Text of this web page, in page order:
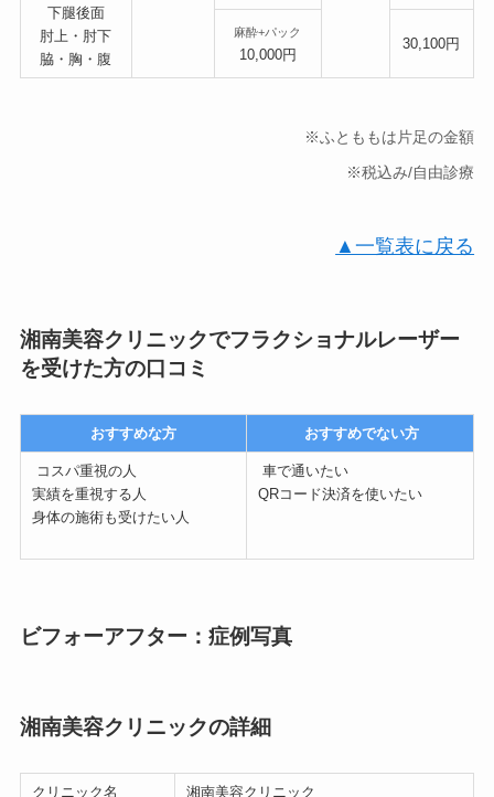
下腿後面
肘上・肘下
脇・胸・腹
麻酔+パック
10,000円
30,100円
※ふとももは片足の金額
※税込み/自由診療
▲一覧表に戻る
湘南美容クリニックでフラクショナルレーザー
を受けた方の口コミ
おすすめな方 おすすめでない方
コスパ重視の人
実績を重視する人
身体の施術も受けたい人
車で通いたい
QRコード決済を使いたい
ビフォーアフター：症例写真
湘南美容クリニックの詳細
クリニック名 湘南美容クリニック